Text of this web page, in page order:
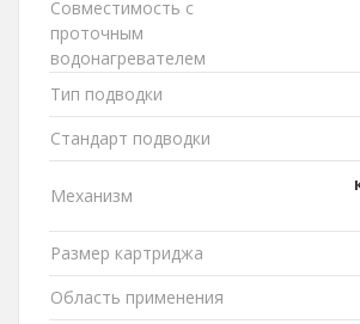
Совместимость с
проточным
водонагревателем
Тип подводки
Стандарт подводки
Механизм
Размер картриджа
Область применения